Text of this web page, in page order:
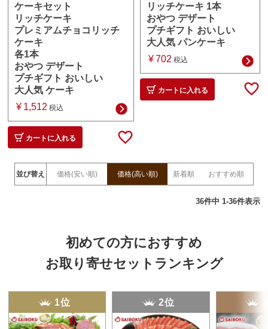
ケーキセット
リッチケーキ
プレミアムチョコリッチ
ケーキ
各1本
おやつ デザート
プチギフト おいしい
大人気 ケーキ
¥ 1,512 税込
カートに入れる
リッチケーキ 1本
おやつ デザート
プチギフト おいしい
大人気 パンケーキ
¥702 税込
カートに入れる
並び替え 価格(安い順) 価格(高い順) 新着順 おすすめ順
36件中 1-36件表示
初めての方におすすめ
お取り寄せセットランキング
1位 2位